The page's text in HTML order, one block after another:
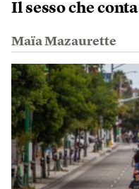
Il sesso che conta
Maïa Mazaurette